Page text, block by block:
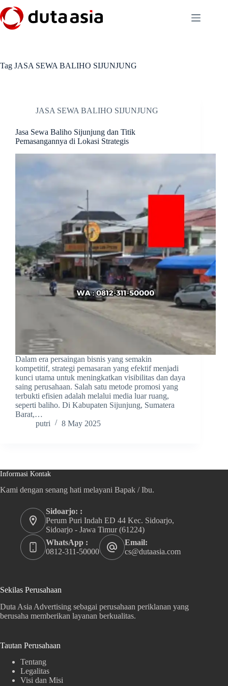
to
content
Tag JASA SEWA BALIHO SIJUNJUNG
JASA SEWA BALIHO SIJUNJUNG
Jasa Sewa Baliho Sijunjung dan Titik
Pemasangannya di Lokasi Strategis
Dalam era persaingan bisnis yang semakin
kompetitif, strategi pemasaran yang efektif menjadi
kunci utama untuk meningkatkan visibilitas dan daya
saing perusahaan. Salah satu metode promosi yang
terbukti efisien adalah melalui media luar ruang,
seperti baliho. Di Kabupaten Sijunjung, Sumatera
Barat,…
putri
8 May 2025
Informasi Kontak
Kami dengan senang hati melayani Bapak / Ibu.
Sidoarjo: :
Perum Puri Indah ED 44 Kec. Sidoarjo,
Sidoarjo - Jawa Timur (61224)
WhatsApp :
0812-311-50000
Email:
cs@dutaasia.com
Sekilas Perusahaan
Duta Asia Advertising sebagai perusahaan periklanan yang
berusaha memberikan layanan berkualitas.
Tautan Perusahaan
Tentang
Legalitas
Visi dan Misi